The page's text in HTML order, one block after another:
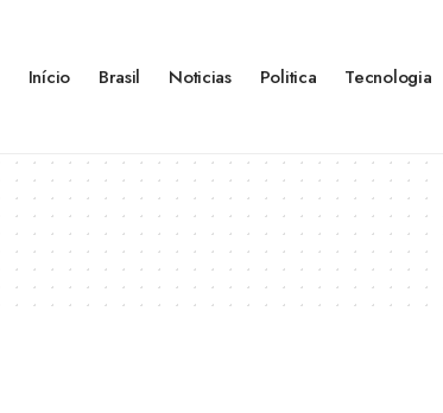
Início Brasil Noticias Politica Tecnologia